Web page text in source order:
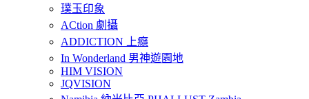
璞玉印象
ACtion 劇攝
ADDICTION 上癮
In Wonderland 男神遊園地
HIM VISION
JQVISION